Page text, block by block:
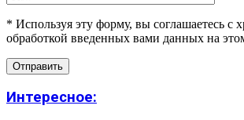
* Используя эту форму, вы соглашаетесь с
обработкой введенных вами данных на
Интересное: